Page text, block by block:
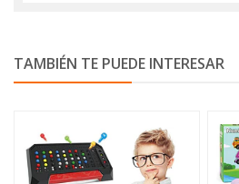
TAMBIÉN TE PUEDE INTERESAR